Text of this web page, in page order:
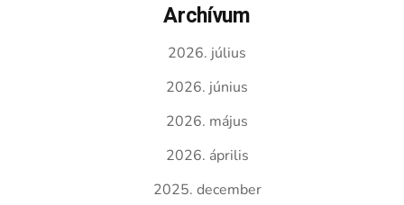
Archívum
2026. július
2026. június
2026. május
2026. április
2025. december